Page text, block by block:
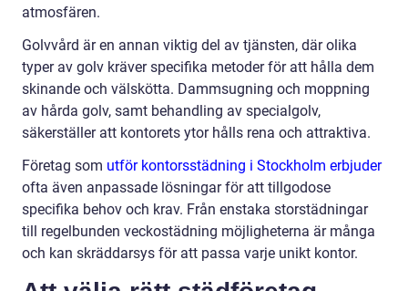
atmosfären.
Golvvård är en annan viktig del av tjänsten, där olika
typer av golv kräver specifika metoder för att hålla dem
skinande och välskötta. Dammsugning och moppning
av hårda golv, samt behandling av specialgolv,
säkerställer att kontorets ytor hålls rena och attraktiva.
Företag som utför kontorsstädning i Stockholm erbjuder
ofta även anpassade lösningar för att tillgodose
specifika behov och krav. Från enstaka storstädningar
till regelbunden veckostädning möjligheterna är många
och kan skräddarsys för att passa varje unikt kontor.